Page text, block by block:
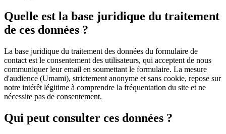
Quelle est la base juridique du traitement
de ces données ?
La base juridique du traitement des données du formulaire de
contact est le consentement des utilisateurs, qui acceptent de nous
communiquer leur email en soumettant le formulaire. La mesure
d'audience (Umami), strictement anonyme et sans cookie, repose sur
notre intérêt légitime à comprendre la fréquentation du site et ne
nécessite pas de consentement.
Qui peut consulter ces données ?